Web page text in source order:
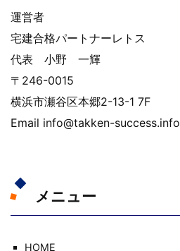
運営者
宅建合格パートナーレトス
代表 小野 一輝
〒246-0015
横浜市瀬谷区本郷2-13-1 7F
Email info@takken-success.info
メニュー
HOME